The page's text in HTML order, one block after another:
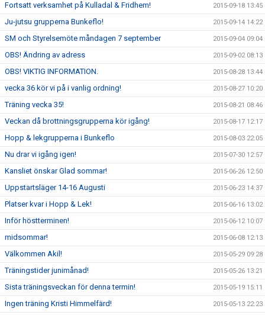
Fortsatt verksamhet på Kulladal & Fridhem! 2015-09-18 13:45
Ju-jutsu grupperna Bunkeflo! 2015-09-14 14:22
SM och Styrelsemöte måndagen 7 september 2015-09-04 09:04
OBS! Ändring av adress 2015-09-02 08:13
OBS! VIKTIG INFORMATION. 2015-08-28 13:44
vecka 36 kör vi på i vanlig ordning! 2015-08-27 10:20
Träning vecka 35! 2015-08-21 08:46
Veckan då brottningsgrupperna kör igång! 2015-08-17 12:17
Hopp & lekgrupperna i Bunkeflo 2015-08-03 22:05
Nu drar vi igång igen! 2015-07-30 12:57
Kansliet önskar Glad sommar! 2015-06-26 12:50
Uppstartsläger 14-16 Augusti 2015-06-23 14:37
Platser kvar i Hopp & Lek! 2015-06-16 13:02
Inför höstterminen! 2015-06-12 10:07
midsommar! 2015-06-08 12:13
Välkommen Akil! 2015-05-29 09:28
Träningstider junimånad! 2015-05-26 13:21
Sista träningsveckan för denna termin! 2015-05-19 15:11
Ingen träning Kristi Himmelfärd! 2015-05-13 22:23